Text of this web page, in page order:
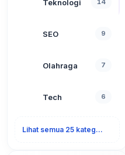
Teknologi 14
SEO 9
Olahraga 7
Tech 6
Lihat semua 25 kategori